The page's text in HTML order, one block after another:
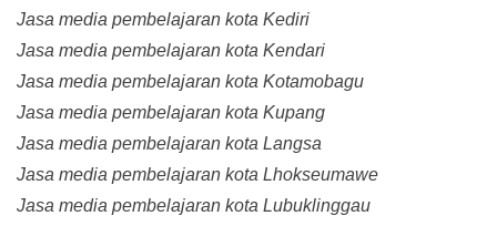
Jasa media pembelajaran kota Kediri
Jasa media pembelajaran kota Kendari
Jasa media pembelajaran kota Kotamobagu
Jasa media pembelajaran kota Kupang
Jasa media pembelajaran kota Langsa
Jasa media pembelajaran kota Lhokseumawe
Jasa media pembelajaran kota Lubuklinggau